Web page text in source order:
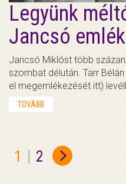
Legyünk
Jancsó
Jancsó Miklóst több
szombat délután. Tarr
el megemlékezését itt)
TOVÁBB
1 | 2